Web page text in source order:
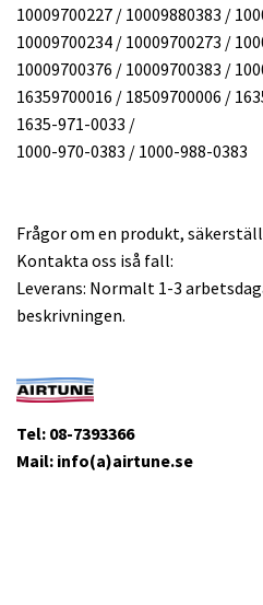
10009700227 / 10009880383 /
10009700234 / 10009700273 /
10009700376 / 10009700383 /
16359700016 / 18509700006 /
1635-971-0033 /
1000-970-0383 / 1000-988-0383
Frågor om en produkt,
Kontakta oss iså fall:
Leverans: Normalt 1-3
beskrivningen.
Tel: 08-7393366
Mail: info(a)airtune.se